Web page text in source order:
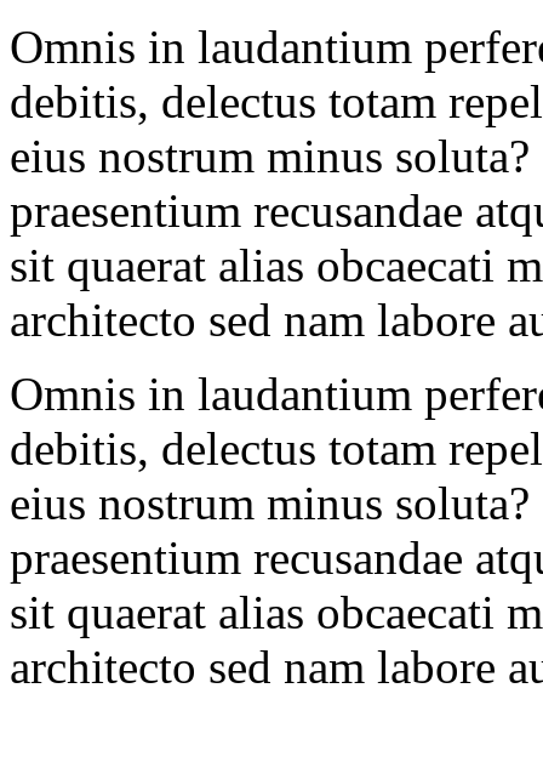
Omnis in laudantium
debitis, delectus totam
eius nostrum minus
praesentium recusandae
sit quaerat alias obcaecati
architecto sed nam labore
Omnis in laudantium
debitis, delectus totam
eius nostrum minus
praesentium recusandae
sit quaerat alias obcaecati
architecto sed nam labore